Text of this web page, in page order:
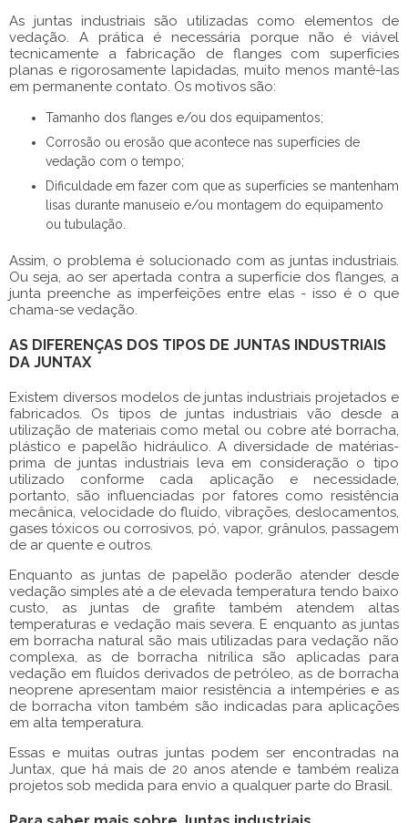
As juntas industriais são utilizadas como elementos de
vedação. A prática é necessária porque não é viável
tecnicamente a fabricação de flanges com superfícies
planas e rigorosamente lapidadas, muito menos mantê-las
em permanente contato. Os motivos são:
Tamanho dos flanges e/ou dos equipamentos;
Corrosão ou erosão que acontece nas superfícies de
vedação com o tempo;
Dificuldade em fazer com que as superfícies se mantenham
lisas durante manuseio e/ou montagem do equipamento
ou tubulação.
Assim, o problema é solucionado com as juntas industriais.
Ou seja, ao ser apertada contra a superfície dos flanges, a
junta preenche as imperfeições entre elas - isso é o que
chama-se vedação.
AS DIFERENÇAS DOS TIPOS DE JUNTAS INDUSTRIAIS
DA JUNTAX
Existem diversos modelos de juntas industriais projetados e
fabricados. Os tipos de juntas industriais vão desde a
utilização de materiais como metal ou cobre até borracha,
plástico e papelão hidráulico. A diversidade de matérias-
prima de juntas industriaisleva em consideração o tipo
utilizado conforme cada aplicação e necessidade,
portanto, são influenciadas por fatores como resistência
mecânica, velocidade do fluído, vibrações, deslocamentos,
gases tóxicos ou corrosivos, pó, vapor, grânulos, passagem
de ar quente e outros.
Enquanto as juntas de papelão poderão atender desde
vedação simples até a de elevada temperatura tendo baixo
custo, as juntas de grafite também atendem altas
temperaturas e vedação mais severa. E enquanto as juntas
em borracha natural são mais utilizadas para vedação não
complexa, as de borracha nitrílica são aplicadas para
vedação em fluídos derivados de petróleo, as de borracha
neoprene apresentam maior resistência a intempéries e as
de borracha viton também são indicadas para aplicações
em alta temperatura.
Essas e muitas outras juntas podem ser encontradas na
Juntax, que há mais de 20 anos atende e também realiza
projetos sob medida para envio a qualquer parte do Brasil.